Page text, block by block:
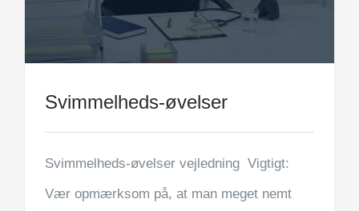
Svimmelheds-øvelser
Svimmelheds-øvelser vejledning Vigtigt:
Vær opmærksom på, at man meget nemt